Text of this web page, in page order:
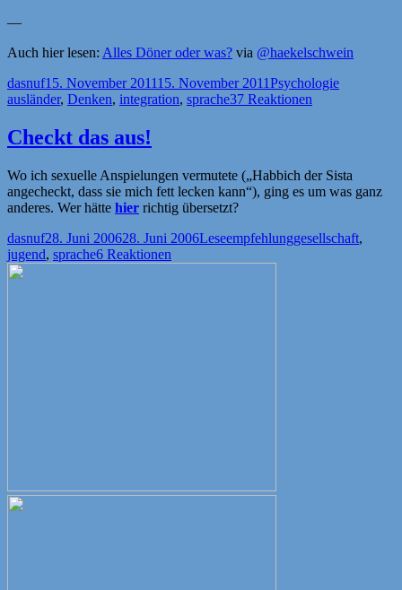
—
Auch hier lesen: Alles Döner oder was? via @haekelschwein
Autor
dasnufVeröffentlicht
am
15. November 201115. November 2011Kategorien
Psychologie
ausländer, Denken, integration, sprache37 Reaktionen
Checkt das aus!
Wo ich sexuelle Anspielungen vermutete („Habbich der Sista
angecheckt, dass sie mich fett lecken kann“), ging es um was ganz
anderes. Wer hätte hier richtig übersetzt?
Autor
dasnufVeröffentlicht
am
28. Juni 200628. Juni 2006Kategorien
LeseempfehlungSchlagwörter
gesellschaft,
jugend, sprache6 Reaktionen